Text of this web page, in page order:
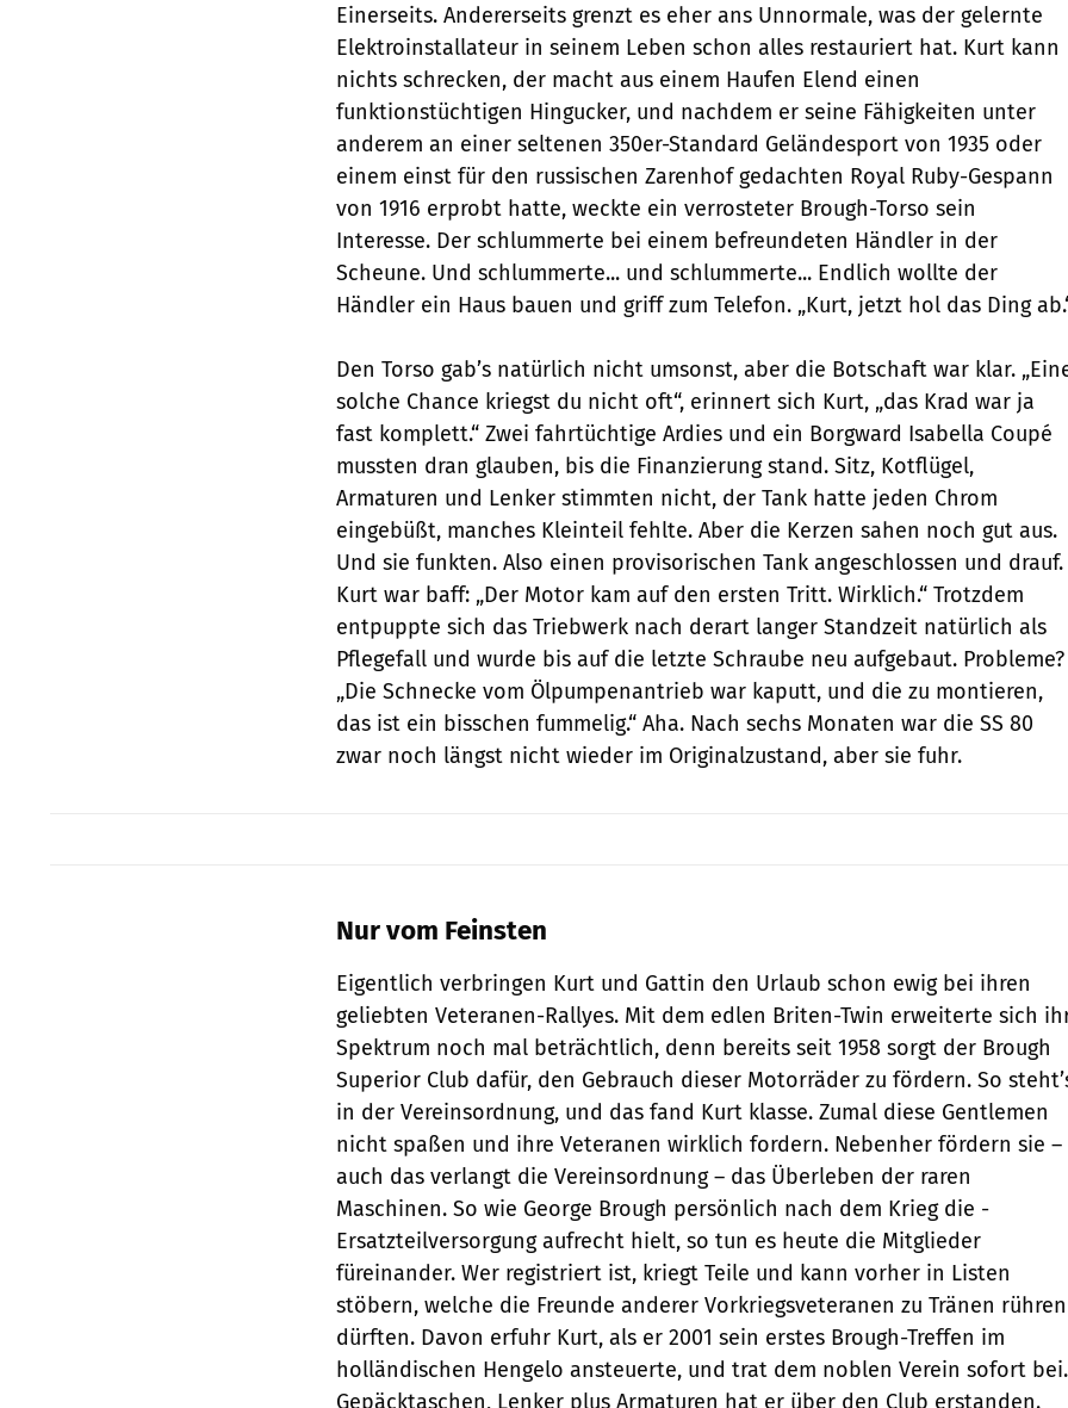
Einerseits. Andererseits grenzt es eher ans Unnormale, was der gelernte
Elektroinstallateur in seinem Leben schon alles restauriert hat. Kurt kann
nichts schrecken, der macht aus einem Haufen Elend einen
funktionstüchtigen Hingucker, und nachdem er seine Fähigkeiten unter
anderem an einer seltenen 350er-Standard Geländesport von 1935 oder
einem einst für den russischen Zarenhof gedachten Royal Ruby-Gespann
von 1916 erprobt hatte, weckte ein verrosteter Brough-Torso sein
Interesse. Der schlummerte bei einem befreundeten Händler in der
Scheune. Und schlummerte... und schlummerte... Endlich wollte der
Händler ein Haus bauen und griff zum Telefon. „Kurt, jetzt hol das Ding
Den Torso gab’s natürlich nicht umsonst, aber die Botschaft war klar.
solche Chance kriegst du nicht oft“, erinnert sich Kurt, „das Krad war ja
fast komplett.“ Zwei fahrtüchtige Ardies und ein Borgward Isabella Coupé
mussten dran glauben, bis die Finanzierung stand. Sitz, Kotflügel,
Armaturen und Lenker stimmten nicht, der Tank hatte jeden Chrom
eingebüßt, manches Kleinteil fehlte. Aber die Kerzen sahen noch gut aus.
Und sie funkten. Also einen provisorischen Tank angeschlossen und drauf.
Kurt war baff: „Der Motor kam auf den ersten Tritt. Wirklich.“ Trotzdem
entpuppte sich das Triebwerk nach derart langer Standzeit natürlich als
Pflegefall und wurde bis auf die letzte Schraube neu aufgebaut. Probleme?
„Die Schnecke vom Ölpumpen­antrieb war kaputt, und die zu montieren,
das ist ein bisschen fummelig.“ Aha. Nach sechs Monaten war die SS 80
zwar noch längst nicht wieder im Originalzustand, aber sie fuhr.
Nur vom Feinsten
Eigentlich verbringen Kurt und Gattin den Urlaub schon ewig bei ihren
geliebten Veteranen-Rallyes. Mit dem edlen Briten-Twin erweiterte sich
Spektrum noch mal beträchtlich, denn bereits seit 1958 sorgt der Brough
Superior Club dafür, den Gebrauch dieser Motorräder zu fördern. So
in der Vereinsordnung, und das fand Kurt klasse. Zumal diese Gentlemen
nicht spaßen und ihre Veteranen wirklich fordern. Nebenher fördern sie –
auch das verlangt die Vereinsordnung – das Überleben der raren
Maschinen. So wie George Brough persönlich nach dem Krieg die ­
Ersatzteilversorgung aufrecht hielt, so tun es heute die Mitglieder
füreinander. Wer registriert ist, kriegt Teile und kann vorher in Listen
stöbern, welche die Freunde anderer Vorkriegsveteranen zu Tränen rühren
dürften. Davon erfuhr Kurt, als er 2001 sein erstes Brough-Treffen im
holländischen Hengelo ansteuerte, und trat dem noblen Verein sofort bei.
Gepäck­taschen, Lenker plus Armaturen hat er über den Club erstanden.